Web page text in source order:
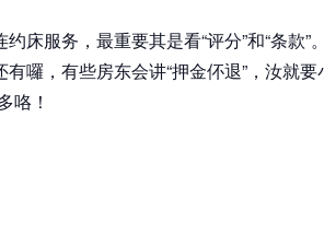
床服务，最重要其是看“评分”和“条款
囉，有些房东会讲“押金伓退”，汝就
咯！